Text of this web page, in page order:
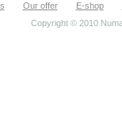
Our offer E-shop
Copyright © 2010